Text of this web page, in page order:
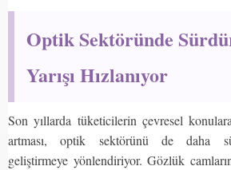
Optik Sektöründe
Yarışı Hızlanıyor
Son yıllarda tüketicilerin çevresel
artması, optik sektörünü de daha
geliştirmeye yönlendiriyor. Gözlük